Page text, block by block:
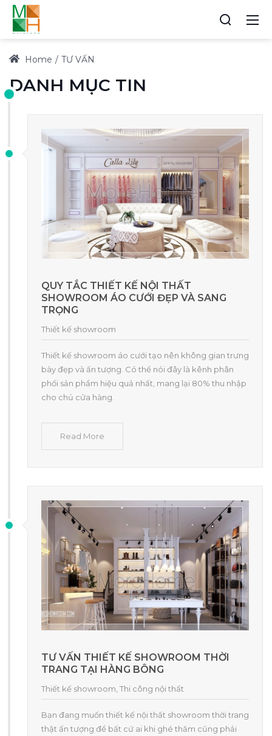
Home TƯ VẤN
DANH MỤC TIN
QUY TẮC THIẾT KẾ NỘI THẤT
SHOWROOM ÁO CƯỚI ĐẸP VÀ SANG
TRỌNG
Thiết kế showroom
Thiết kế showroom áo cưới tạo nên không gian trưng
bày đẹp và ấn tượng. Có thể nói đây là kênh phân
phối sản phẩm hiệu quả nhất, mang lại 80% thu nhập
cho chủ cửa hàng.
Read More
TƯ VẤN THIẾT KẾ SHOWROOM THỜI
TRANG TẠI HÀNG BÔNG
Thiết kế showroom Thi công nội thất
Bạn đang muốn thiết kế nội thất showroom thời trang
thật ấn tượng để bất cứ ai khi ghé thăm cũng phải